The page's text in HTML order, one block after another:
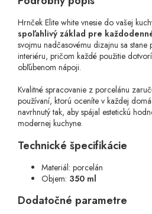
Hrnček Elite white vnesie do vašej
spoľahlivý základ pre
svojmu nadčasovému dizajnu sa
interiéru, pričom každé použitie
obľúbenom nápoji.
Kvalitné spracovanie z porcelánu
používaní, ktorú oceníte v každej
navrhnutý tak, aby spájal estetickú
modernej kuchyne.
Technické špecifikácie
Materiál: porcelán
Objem: 350 ml
Dodatočné parametre